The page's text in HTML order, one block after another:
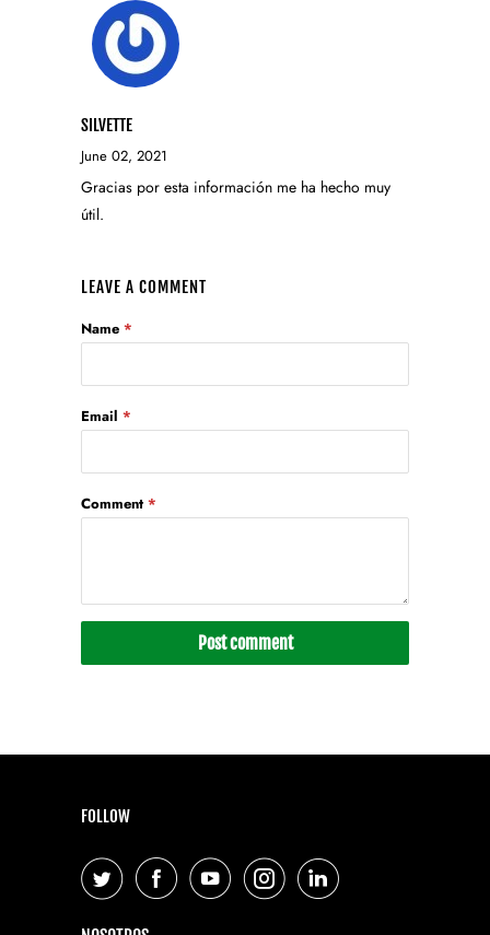
SILVETTE
June 02, 2021
Gracias por esta información me ha hecho muy
útil.
LEAVE A COMMENT
Name *
Email *
Comment *
FOLLOW